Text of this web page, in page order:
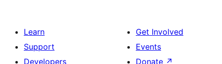
Learn
Support
Developers
Get Involved
Events
Donate ↗